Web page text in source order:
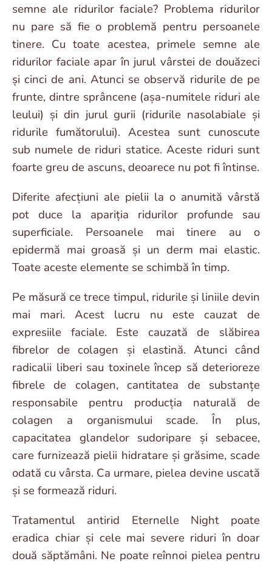
semne ale ridurilor faciale? Problema ridurilor
nu pare să fie o problemă pentru persoanele
tinere. Cu toate acestea, primele semne ale
ridurilor faciale apar în jurul vârstei de douăzeci
și cinci de ani. Atunci se observă ridurile de pe
frunte, dintre sprâncene (așa-numitele riduri ale
leului) și din jurul gurii (ridurile nasolabiale și
ridurile fumătorului). Acestea sunt cunoscute
sub numele de riduri statice. Aceste riduri sunt
foarte greu de ascuns, deoarece nu pot fi întinse.
Diferite afecțiuni ale pielii la o anumită vârstă
pot duce la apariția ridurilor profunde sau
superficiale. Persoanele mai tinere au o
epidermă mai groasă și un derm mai elastic.
Toate aceste elemente se schimbă în timp.
Pe măsură ce trece timpul, ridurile și liniile devin
mai mari. Acest lucru nu este cauzat de
expresiile faciale. Este cauzată de slăbirea
fibrelor de colagen și elastină. Atunci când
radicalii liberi sau toxinele încep să deterioreze
fibrele de colagen, cantitatea de substanțe
responsabile pentru producția naturală de
colagen a organismului scade. În plus,
capacitatea glandelor sudoripare și sebacee,
care furnizează pielii hidratare și grăsime, scade
odată cu vârsta. Ca urmare, pielea devine uscată
și se formează riduri.
Tratamentul antirid Eternelle Night poate
eradica chiar și cele mai severe riduri în doar
două săptămâni. Ne poate reînnoi pielea pentru